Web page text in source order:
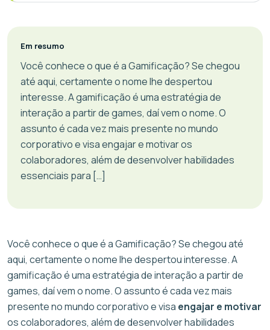
Em resumo
Você conhece o que é a Gamificação? Se chegou
até aqui, certamente o nome lhe despertou
interesse. A gamificação é uma estratégia de
interação a partir de games, daí vem o nome. O
assunto é cada vez mais presente no mundo
corporativo e visa engajar e motivar os
colaboradores, além de desenvolver habilidades
essenciais para […]
Você conhece o que é a Gamificação? Se chegou até
aqui, certamente o nome lhe despertou interesse. A
gamificação é uma estratégia de interação a partir de
games, daí vem o nome. O assunto é cada vez mais
presente no mundo corporativo e visa engajar e motivar
os colaboradores, além de desenvolver habilidades